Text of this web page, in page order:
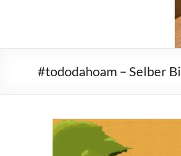
#tododahoam – Selber